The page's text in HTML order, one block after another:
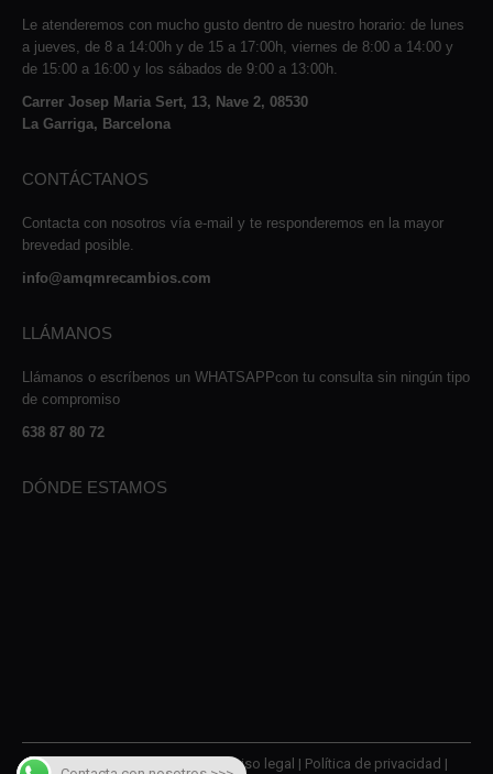
Le atenderemos con mucho gusto dentro de nuestro horario: de lunes
a jueves, de 8 a 14:00h y de 15 a 17:00h, viernes de 8:00 a 14:00 y
de 15:00 a 16:00 y los sábados de 9:00 a 13:00h.
Carrer Josep Maria Sert, 13, Nave 2, 08530
La Garriga, Barcelona
CONTÁCTANOS
Contacta con nosotros vía e-mail y te responderemos en la mayor
brevedad posible.
info@amqmrecambios.com
LLÁMANOS
Llámanos o escríbenos un WHATSAPPcon tu consulta sin ningún tipo
de compromiso
638 87 80 72
DÓNDE ESTAMOS
© 2026 AMQM Recambios | Aviso legal | Política de privacidad |